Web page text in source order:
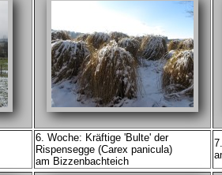
6. Woche: Kräftige 'Bulte' der
Rispensegge (Carex panicula)
am Bizzenbachteich